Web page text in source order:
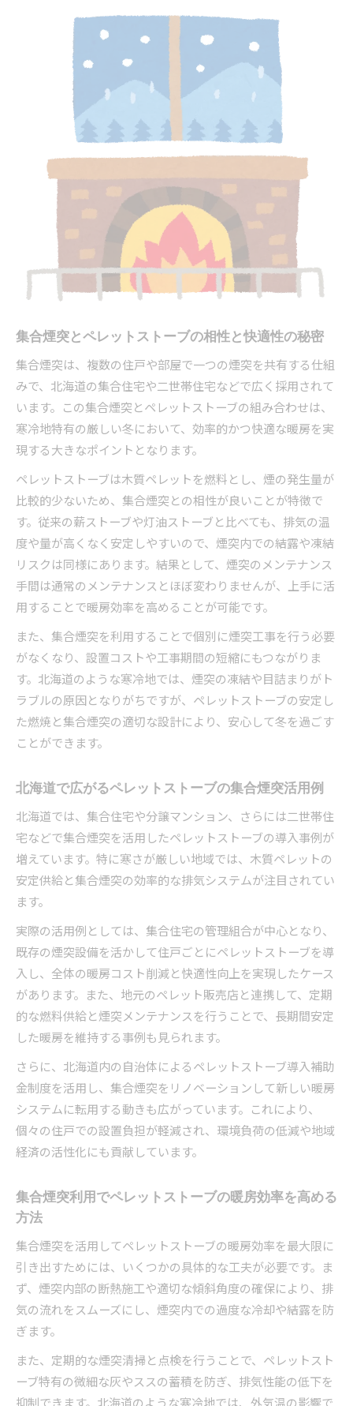
ペレットストーブは煙突なしでも北海道で使え
る？
煙突なし（FF式）ペレットストーブの特徴と安
全性の考え方
北海道の寒さに対応するペレットストーブの条
件
ペレットストーブのタイプの選び方と注意点
設置時の北海道でのペレットストーブ活用術
ペレットストーブ設置における煙発生の原因と防止
策
ペレットストーブで煙が出る主な原因とは何か
北海道の気候とペレットストーブ煙発生リスク
煙発生を防ぐためのペレットストーブ燃料管理
術
ペレットストーブの煙対策で重視すべき清掃ポ
イント
集合煙突利用時のペレットストーブ煙対策のコ
ツ
集合煙突活用が支える北海道の低コスト暖房術
集合煙突とペレットストーブで実現するコスト
削減
北海道の低コスト暖房に効くペレットストーブ
の集合煙突活用
燃料費を抑えるためのペレットストーブ選定ポ
集合煙突使用時のペレットストーブメンテナン
ス術
ペレットストーブで集合煙突を活用した節約事
例紹介
無電源ペレットストーブ選びに迷ったときの対策法
ント
無電源ペレットストーブと集合煙突の相性を検
証
ペレットストーブ無電源モデルの特徴と選択基
準
決め手に
北海道で無電源ペレットストーブを選ぶ時の注
意点
煙突の設置基準とペレットストーブ導入の安心ポイ
ント
北海道でのペレットストーブ煙突設置基準を徹
底解説
集合煙突利用時に押さえておきたい設置ルール
ペレットストーブ設置時に守るべき煙突の安全
基準
煙突設置でトラブルを防ぐペレットストーブの
ペレットストーブ導入で安心を得るための工事
集合煙突とペレットストーブの相性と快適性の秘密
集合煙突は、複数の住戸や部屋で一つの煙突を共有する仕組
みで、北海道の集合住宅や二世帯住宅などで広く採用されて
います。この集合煙突とペレットストーブの組み合わせは、
寒冷地特有の厳しい冬において、効率的かつ快適な暖房を実
現する大きなポイントとなります。
ペレットストーブは木質ペレットを燃料とし、煙の発生量が
比較的少ないため、集合煙突との相性が良いことが特徴で
す。従来の薪ストーブや灯油ストーブと比べても、排気の温
度や量が高くなく安定しやすいので、煙突内での結露や凍結
リスクは同様にあります。結果として、煙突のメンテナンス
手間は通常のメンテナンスとほぼ変わりませんが、上手に活
用することで暖房効率を高めることが可能です。
また、集合煙突を利用することで個別に煙突工事を行う必要
がなくなり、設置コストや工事期間の短縮にもつながりま
す。北海道のような寒冷地では、煙突の凍結や目詰まりがト
ラブルの原因となりがちですが、ペレットストーブの安定し
た燃焼と集合煙突の適切な設計により、安心して冬を過ごす
ことができます。
北海道で広がるペレットストーブの集合煙突活用例
北海道では、集合住宅や分譲マンション、さらには二世帯住
宅などで集合煙突を活用したペレットストーブの導入事例が
増えています。特に寒さが厳しい地域では、木質ペレットの
安定供給と集合煙突の効率的な排気システムが注目されてい
ます。
実際の活用例としては、集合住宅の管理組合が中心となり、
既存の煙突設備を活かして住戸ごとにペレットストーブを導
入し、全体の暖房コスト削減と快適性向上を実現したケース
があります。また、地元のペレット販売店と連携して、定期
的な燃料供給と煙突メンテナンスを行うことで、長期間安定
した暖房を維持する事例も見られます。
さらに、北海道内の自治体によるペレットストーブ導入補助
金制度を活用し、集合煙突をリノベーションして新しい暖房
システムに転用する動きも広がっています。これにより、
個々の住戸での設置負担が軽減され、環境負荷の低減や地域
経済の活性化にも貢献しています。
集合煙突利用でペレットストーブの暖房効率を高める
方法
集合煙突を活用してペレットストーブの暖房効率を最大限に
引き出すためには、いくつかの具体的な工夫が必要です。ま
ず、煙突内部の断熱施工や適切な傾斜角度の確保により、排
気の流れをスムーズにし、煙突内での過度な冷却や結露を防
ぎます。
また、定期的な煙突清掃と点検を行うことで、ペレットスト
ーブ特有の微細な灰やススの蓄積を防ぎ、排気性能の低下を
抑制できます。北海道のような寒冷地では、外気温の影響で